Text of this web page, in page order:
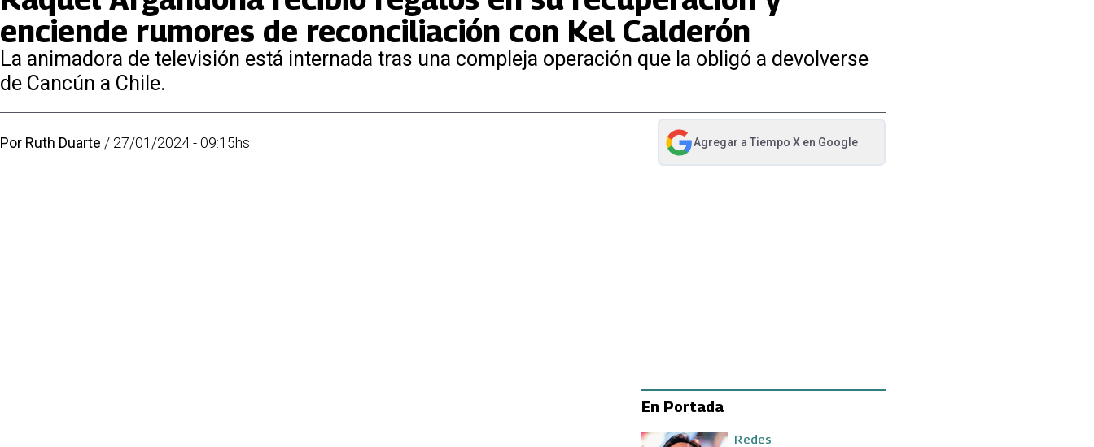
enciende rumores de reconciliación con Kel Calderón
La animadora de televisión está internada tras una compleja operación que la obligó a devolverse
de Cancún a Chile.
Por Ruth Duarte / 27/01/2024 - 09:15hs Agregar a Tiempo Xen Google
abre en nueva pestaña
En Portada
Redes